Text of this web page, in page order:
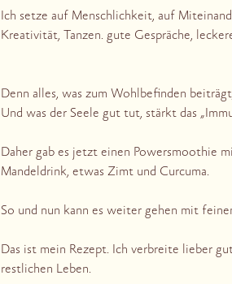
Ich setze auf Menschlichkeit, auf
Kreativität, Tanzen. gute Gespräche,
Denn alles, was zum Wohlbefinden
Und was der Seele gut tut, stärkt das
Daher gab es jetzt einen Powersmoothie
Mandeldrink, etwas Zimt und Curcuma.
So und nun kann es weiter gehen mit
Das ist mein Rezept. Ich verbreite lieber
restlichen Leben.